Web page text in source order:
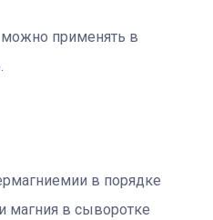
применять в
в порядке
магния в сыворотке